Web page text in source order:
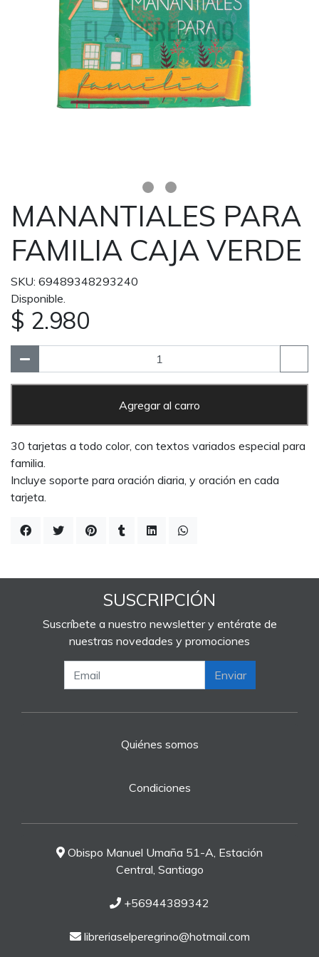
MANANTIALES PARA
FAMILIA CAJA VERDE
SKU: 69489348293240
Disponible.
$ 2.980
Agregar al carro
30 tarjetas a todo color, con textos variados especial para
familia.
Incluye soporte para oración diaria, y oración en cada
tarjeta.
SUSCRIPCIÓN
Suscríbete a nuestro newsletter y entérate de
nuestras novedades y promociones
Enviar
Quiénes somos
Condiciones
Obispo Manuel Umaña 51-A, Estación
Central, Santiago
+56944389342
libreriaselperegrino@hotmail.com